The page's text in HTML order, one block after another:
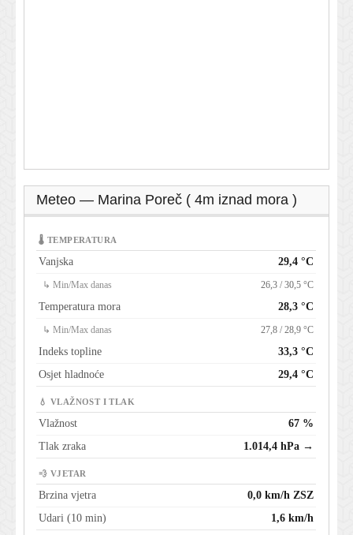
Meteo — Marina Poreč ( 4m iznad mora )
🌡 TEMPERATURA
Vanjska 29,4 °C
↳ Min/Max danas 26,3 / 30,5 °C
Temperatura mora 28,3 °C
↳ Min/Max danas 27,8 / 28,9 °C
Indeks topline
33,3 °C
Osjet hladnoće
29,4 °C
💧 VLAŽNOST I TLAK
Vlažnost
67 %
Tlak zraka
1.014,4 hPa →
💨 VJETAR
Brzina vjetra
0,0 km/h ZSZ
Udari (10 min)
1,6 km/h